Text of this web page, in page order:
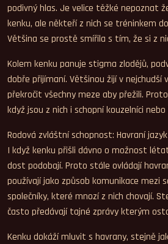
podivný hlas. Je velice těžké nepoznat
kenku, ale někteří z nich se tréninkem
Většina se prostě smířila s tím, že si z
Kolem kenku panuje stigma zlodějů,
dobře přijímaní. Většinou žijí v nejchudší
překročit všechny meze aby přežili.
když jsou z nich i schopní kouzelníci nebo
Rodová zvláštní schopnost: Havraní jazyk
I když kenku přišli dávno o možnost
dost podobají. Proto stále ovládají
používají jako způsob komunikace mezi
společníky, které mnozí z nich chovají.
často předávají tajné zprávy kterým
Kenku dokáží mluvit s havrany, stejně